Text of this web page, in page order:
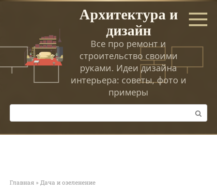
Перейти
Архитектура и
дизайн
Все про ремонт и
строительство своими
руками. Идеи дизайна
интерьера: советы, фото и
примеры
Поиск:
Главная » Дача и озеленение